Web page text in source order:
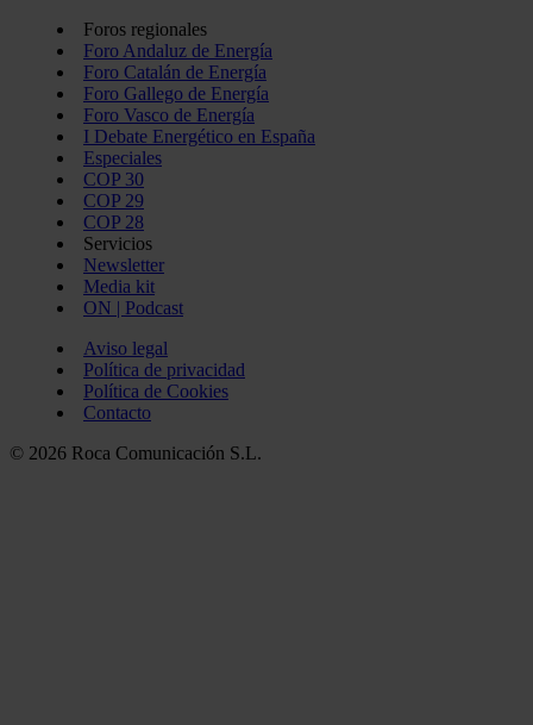
Foros regionales
Foro Andaluz de Energía
Foro Catalán de Energía
Foro Gallego de Energía
Foro Vasco de Energía
I Debate Energético en España
Especiales
COP 30
COP 29
COP 28
Servicios
Newsletter
Media kit
ON | Podcast
Aviso legal
Política de privacidad
Política de Cookies
Contacto
© 2026 Roca Comunicación S.L.